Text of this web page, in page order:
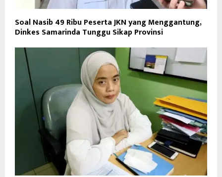
Soal Nasib 49 Ribu Peserta JKN yang Menggantung,
Dinkes Samarinda Tunggu Sikap Provinsi